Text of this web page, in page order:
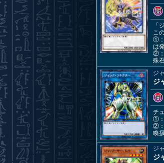
「
こ
①：
は
②：
殊
ジ
ジ
チ
①：
②：
喚
ジ
ジ